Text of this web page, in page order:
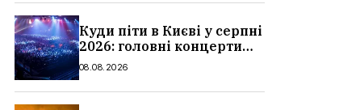
Куди піти в Києві у серпні
2026: головні концерти
місяця, дати, артисти та
08.08.2026